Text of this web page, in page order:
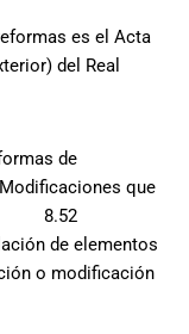
es el Acta
del Real
de
que
8.52
de elementos
o modificación